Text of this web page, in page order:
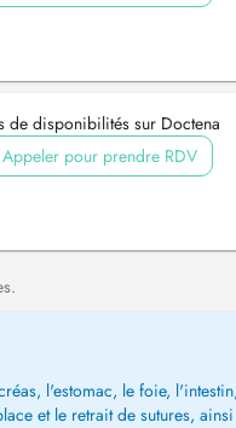
de disponibilités sur Doctena
Appeler pour prendre RDV
l'estomac, le foie,
et le retrait de sutures,